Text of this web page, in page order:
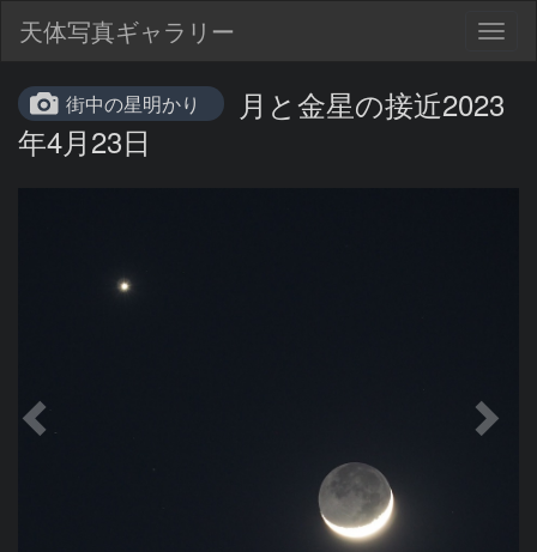
天体写真ギャラリー
街中の星明かり
月と金星の接近2023
年4月23日